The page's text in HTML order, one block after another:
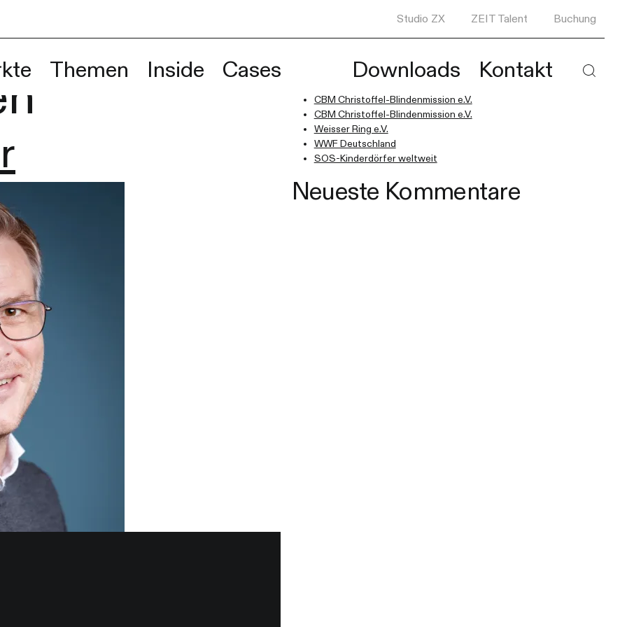
Studio ZX ZEIT Talent Buchung
Themen Inside Cases Downloads Kontakt
Wenn die Ergebnisse der automatischen Vervollständigung verfügbar
Neueste Beiträge
CBM Christoffel-Blindenmission e.V.
CBM Christoffel-Blindenmission e.V.
Weisser Ring e.V.
WWF Deutschland
SOS-Kinderdörfer weltweit
Neueste Kommentare